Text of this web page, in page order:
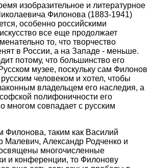
изобразительное и литературное
Филонова (1883-1941)
особенно российскими
все еще продолжает
то, что творчество
в России, а на Западе - меньше.
потому, что большинство его
музее, поскульку сам Филонов
человеком и хотел, чтобы
владельцем его наследия, а
полифоничности его
многом совпадает с русским
Филонова, таким как Василий
Малевич, Александр Родченко и
многочисленные
и конференции, то Филонову